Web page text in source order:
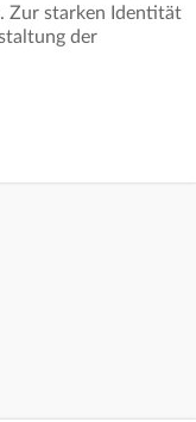
Zur starken Identität
der